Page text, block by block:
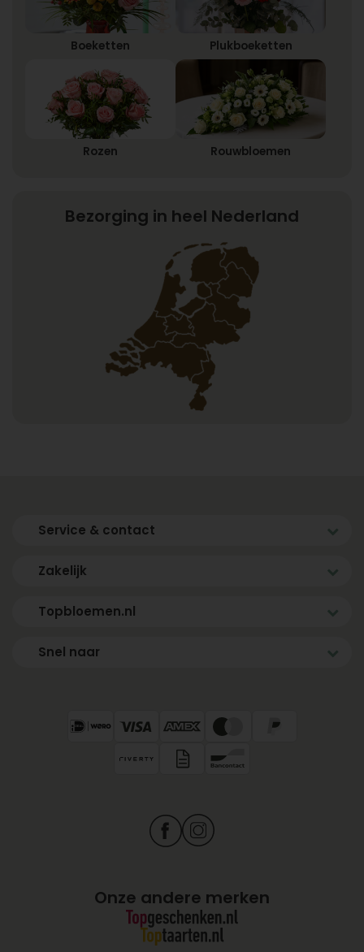
Boeketten Plukboeketten
Rozen Rouwbloemen
Bezorging in heel Nederland
Service & contact
Zakelijk
Topbloemen.nl
Snel naar
Onze andere merken